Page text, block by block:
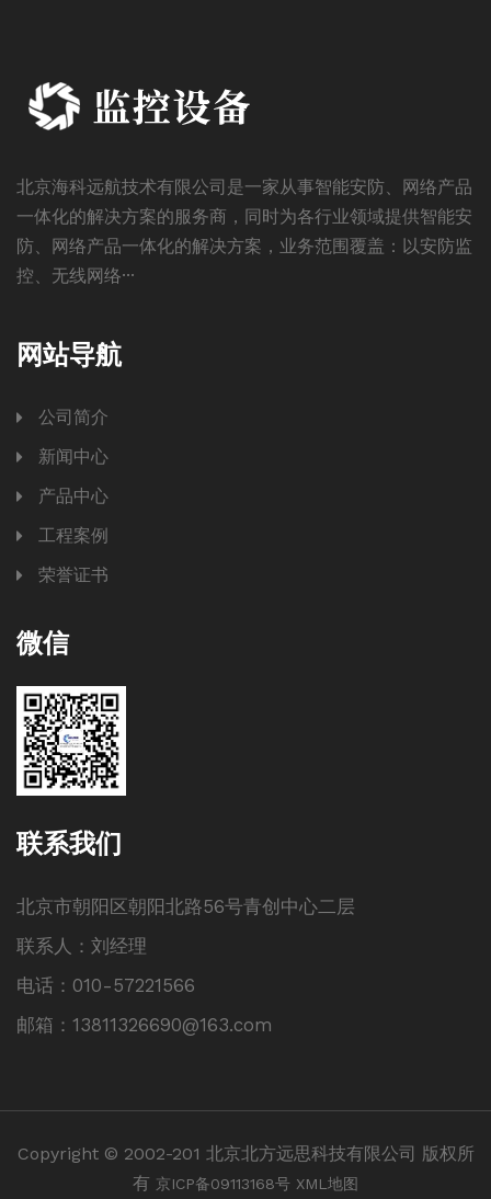
北京海科远航技术有限公司是一家从事智能安防、网络产品
一体化的解决方案的服务商，同时为各行业领域提供智能安
防、网络产品一体化的解决方案，业务范围覆盖：以安防监
控、无线网络···
网站导航
公司简介
新闻中心
产品中心
工程案例
荣誉证书
微信
联系我们
北京市朝阳区朝阳北路56号青创中心二层
联系人：刘经理
电话：010-57221566
邮箱：13811326690@163.com
Copyright © 2002-201 北京北方远思科技有限公司 版权所
有 京ICP备09113168号 XML地图